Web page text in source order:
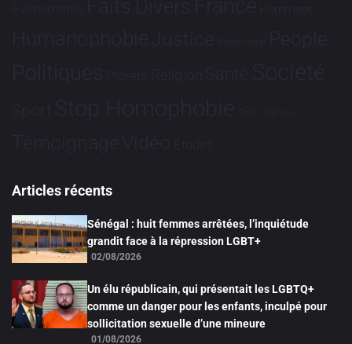
Evénements Faits Divers France Hommage
HumanophobieJustice Partenariat People
Politiques Projets Religion Santé Société
Sport Stop Homophobie Tech Tribune
TémoignageVidéo Études
Articles récents
Sénégal : huit femmes arrêtées, l’inquiétude
grandit face à la répression LGBT+
02/08/2026
Un élu républicain, qui présentait les LGBTQ+
comme un danger pour les enfants, inculpé pour
sollicitation sexuelle d’une mineure
01/08/2026